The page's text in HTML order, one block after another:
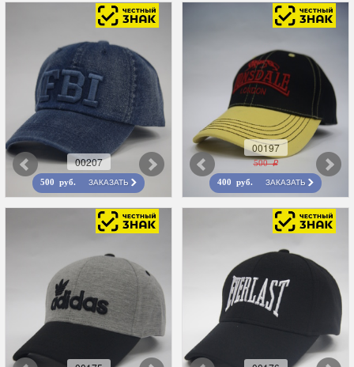
00207
500 руб. ЗАКАЗАТЬ
00197
500 r
400 руб. ЗАКАЗАТЬ